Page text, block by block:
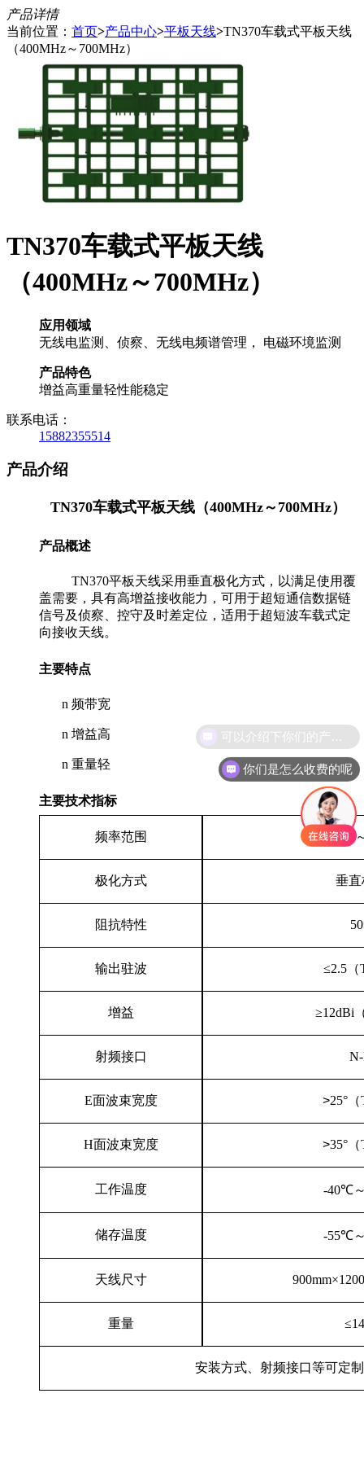
产品详情
当前位置： 首页>产品中心>平板天线>TN370车载式平板天线
（400MHz～700MHz）
TN370车载式平板天线
（400MHz～700MHz）
应用领域
无线电监测、侦察、无线电频谱管理， 电磁环境监测
产品特色
增益高重量轻性能稳定
联系电话：
15882355514
产品介绍
TN370车载式平板天线（400MHz～ 700MHz）
产品概述
TN370平板天线采用垂直极化方式 ，以满足使用覆
盖需要，具有高增益接收能力，可用于超短通信数据链
信号及侦察、控守及时差定位，适用于超短波车载式定
向接收天线。
主要特点
n 频带宽
n 增益高
n 重量轻
主要技术指标
频率范围 400MHz
极化方式 垂直
阻抗特性
输出驻波 ≤2.5（
增益 ≥12dBi
射频接口 N-
E面波束宽度 >25°（
H面波束宽度 >35°
工作温度 -40℃
储存温度 -55℃
天线尺寸
重量
安装方式、射频接口等可定制
你们是怎么收费的呢